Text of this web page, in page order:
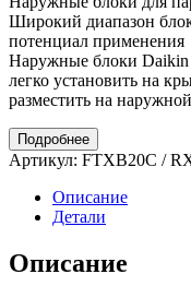
Широкий диапазон
потенциал применения
Наружные блоки
легко установить на
разместить на
Подробнее
Артикул: FTXB20C /
Описание
Детали
Описание